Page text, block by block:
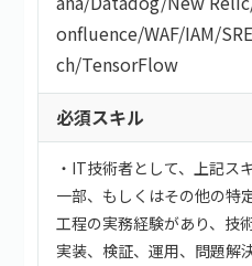
onfluence/WAF/IAM/SRE
ch/TensorFlow
必須スキル
・IT技術者として、上記ス
一部、もしくはその他の特
工程の実務経験があり、技
実装、検証、運用、問題解